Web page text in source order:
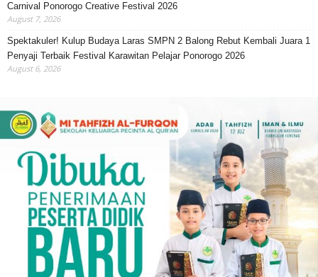
Carnival Ponorogo Creative Festival 2026
August 7, 2026
Spektakuler! Kulup Budaya Laras SMPN 2 Balong Rebut Kembali Juara 1
Penyaji Terbaik Festival Karawitan Pelajar Ponorogo 2026
August 6, 2026